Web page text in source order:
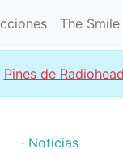
The Smile
Pines de Radiohead
· Noticias